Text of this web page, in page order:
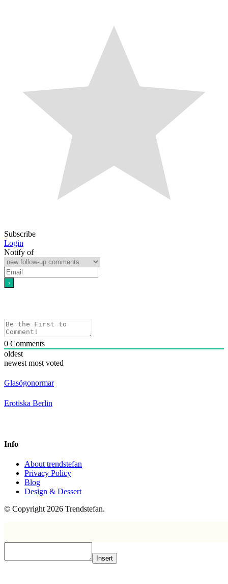
Subscribe
Login
Notify of
0 Comments
oldest
newest most voted
Glasögonormar
Erotiska Berlin
Info
About trendstefan
Privacy Policy
Blog
Design & Dessert
© Copyright 2026 Trendstefan.
Insert